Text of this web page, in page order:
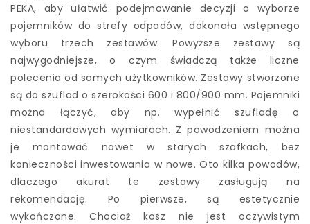
PEKA, aby ułatwić podejmowanie decyzji o wyborze
pojemników do strefy odpadów, dokonała wstępnego
wyboru trzech zestawów. Powyższe zestawy są
najwygodniejsze, o czym świadczą także liczne
polecenia od samych użytkowników. Zestawy stworzone
są do szuflad o szerokości 600 i 800/900 mm. Pojemniki
można łączyć, aby np. wypełnić szufladę o
niestandardowych wymiarach. Z powodzeniem można
je montować nawet w starych szafkach, bez
konieczności inwestowania w nowe. Oto kilka powodów,
dlaczego akurat te zestawy zasługują na
rekomendację. Po pierwsze, są estetycznie
wykończone. Chociaż kosz nie jest oczywistym